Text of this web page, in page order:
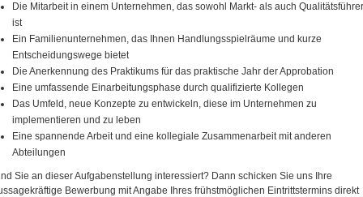
Die Mitarbeit in einem Unternehmen, das sowohl Markt- als auch Qualitätsführer
ist
Ein Familienunternehmen, das Ihnen Handlungsspielräume und kurze
Entscheidungswege bietet
Die Anerkennung des Praktikums für das praktische Jahr der Approbation
Eine umfassende Einarbeitungsphase durch qualifizierte Kollegen
Das Umfeld, neue Konzepte zu entwickeln, diese im Unternehmen zu
implementieren und zu leben
Eine spannende Arbeit und eine kollegiale Zusammenarbeit mit anderen
Abteilungen
Sie an dieser Aufgabenstellung interessiert? Dann schicken Sie uns Ihre
Bewerbung mit Angabe Ihres frühstmöglichen Eintrittstermins direkt